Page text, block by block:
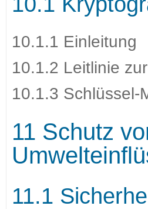
10.1.1 Einleitung
10.1.2 Leitlinie
10.1.3 Schlüssel-
11 Schutz
11.1